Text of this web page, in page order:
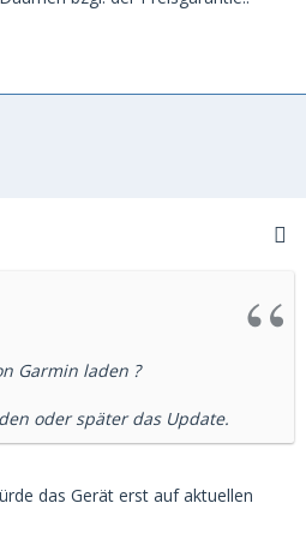
Garmin laden ?
oder später das Update.
das Gerät erst auf aktuellen